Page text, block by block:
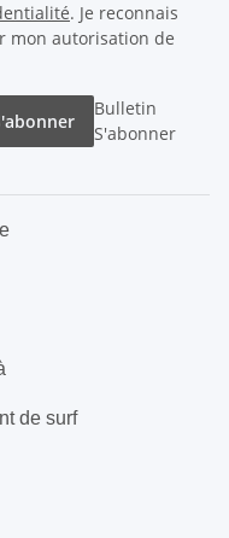
. Je reconnais
mon autorisation de
Bulletin
S'abonner
de surf